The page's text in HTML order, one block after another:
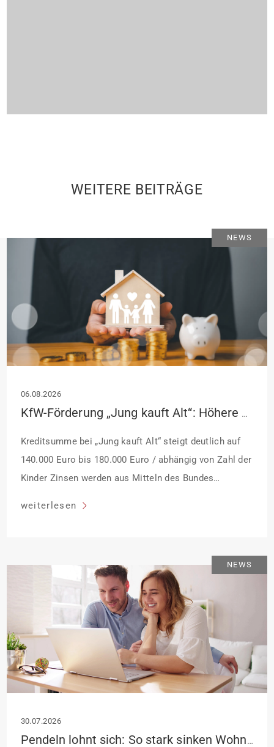
WEITERE BEITRÄGE
NEWS
06.08.2026
KfW-Förderung „Jung kauft Alt“: Höhere Kredite ab August 2026
Kreditsumme bei „Jung kauft Alt“ steigt deutlich auf
140.000 Euro bis 180.000 Euro / abhängig von Zahl der
Kinder Zinsen werden aus Mitteln des Bundes
Sanierung in Einzelmaßnahmen […]
weiterlesen
NEWS
30.07.2026
Pendeln lohnt sich: So stark sinken Wohnungspreise im Umland